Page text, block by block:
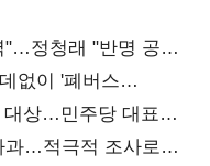
"…정청래 "반명 공세
없이 '폐버스
대상…민주당 대표로
과…적극적 조사로